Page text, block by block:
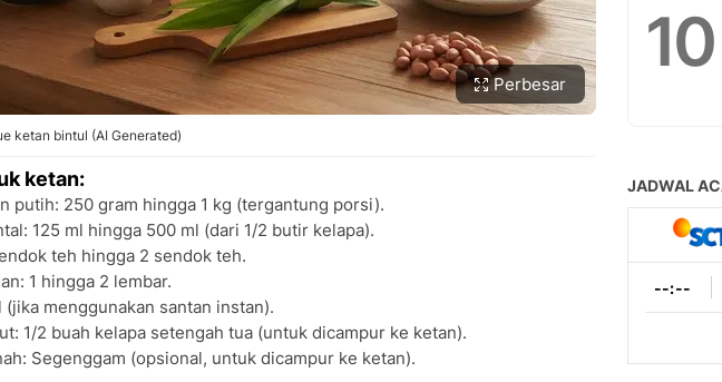
Perbesar
ketan bintul (AI Generated)
ketan:
putih: 250 gram hingga 1 kg (tergantung porsi).
125 ml hingga 500 ml (dari 1/2 butir kelapa).
teh hingga 2 sendok teh.
1 hingga 2 lembar.
menggunakan santan instan).
1/2 buah kelapa setengah tua (untuk dicampur ke ketan).
Segenggam (opsional, untuk dicampur ke ketan).
10